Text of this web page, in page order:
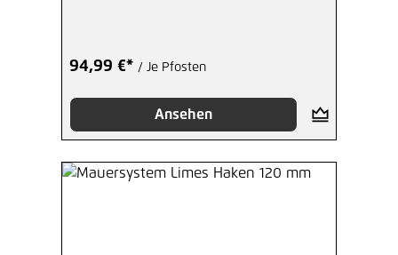
94,99 €* / Je Pfosten
Ansehen